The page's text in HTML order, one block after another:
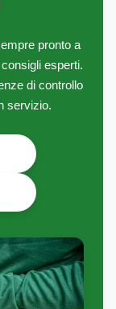
pronto a
esperti.
di controllo
servizio.